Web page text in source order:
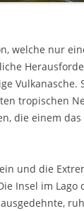
welche nur
tropischen
die einem
und die
Insel im